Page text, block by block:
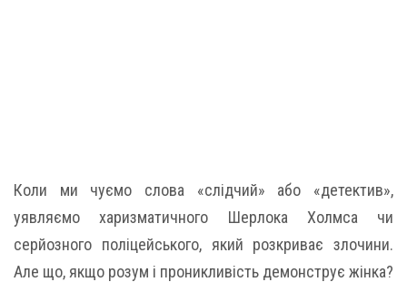
Коли ми чуємо слова «слідчий» або «детектив»,
уявляємо харизматичного Шерлока Холмса чи
серйозного поліцейського, який розкриває злочини.
Але що, якщо розум і проникливість демонструє жінка?